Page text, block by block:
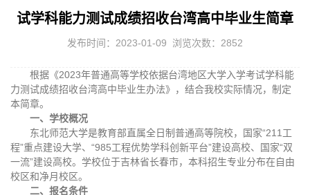
试学科能力测试成绩招收台湾高中毕业生简章
发布时间：2023-01-09 浏览次数： 2852
根据《2023年普通高等学校依据台湾地区大学入学考试学科能
力测试成绩招收台湾高中毕业生办法》，结合我校实际情况，制定
本简章。
一、学校概况
东北师范大学是教育部直属全日制普通高等院校，国家“211工
程”重点建设大学、“985工程优势学科创新平台”建设高校、国家“双
一流”建设高校。学校位于吉林省长春市，本科招生专业分布在自由
校区和净月校区。
二、报名条件